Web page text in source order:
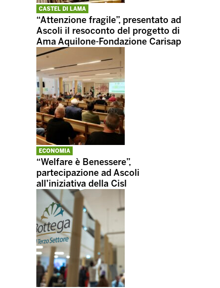
CASTEL DI LAMA
“Attenzione fragile”, presentato ad
Ascoli il resoconto del progetto di
Ama Aquilone-Fondazione Carisap
ECONOMIA
“Welfare è Benessere”,
partecipazione ad Ascoli
all’iniziativa della Cisl